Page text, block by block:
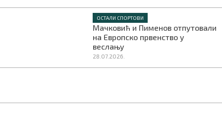
ОСТАЛИ СПОРТОВИ
Мачковић и Пименов отпутовали
на Европско првенство у
веслању
28.07.2026.